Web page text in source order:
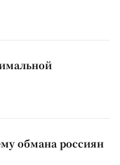
обмана россиян